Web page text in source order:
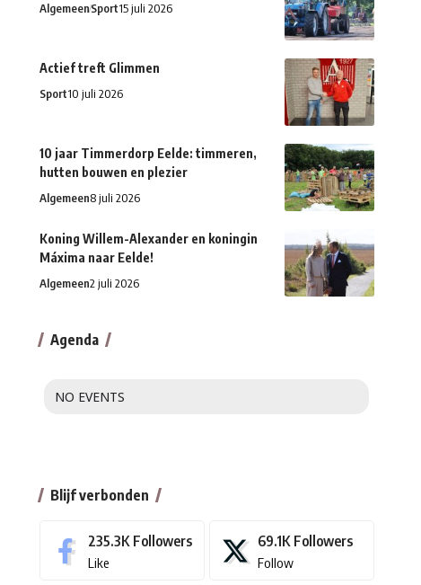
AlgemeenSport15 juli 2026
Actief treft Glimmen
Sport10 juli 2026
10 jaar Timmerdorp Eelde: timmeren,
hutten bouwen en plezier
Algemeen8 juli 2026
Koning Willem-Alexander en koningin
Máxima naar Eelde!
Algemeen2 juli 2026
Agenda
NO EVENTS
Blijf verbonden
235.3K Followers
Like
69.1K Followers
Follow